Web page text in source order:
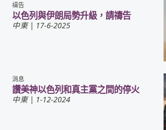
禱告
以色列與伊朗局勢升級，請禱告
中東| 17-6-2025
消息
讚美神以色列和真主黨之間的停火
中東| 1-12-2024